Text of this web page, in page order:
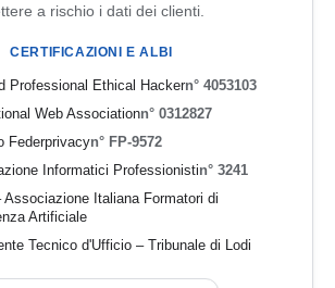
a rischio i dati dei clienti.
CERTIFICAZIONI E ALBI
Professional Ethical Hackern° 4053103
Web Associationn° 0312827
Federprivacyn° FP-9572
Informatici Professionistin° 3241
Associazione Italiana Formatori di
Artificiale
Tecnico d'Ufficio – Tribunale di Lodi